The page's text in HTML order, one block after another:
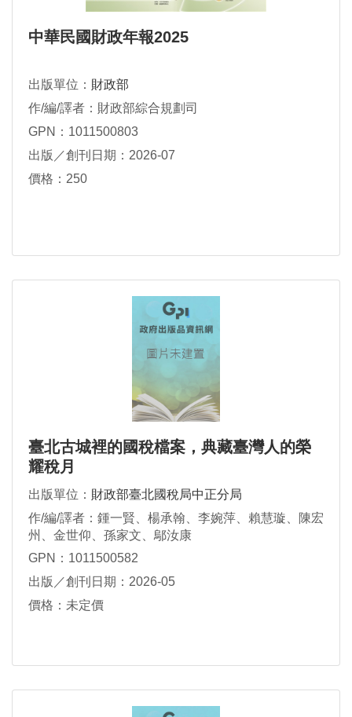
中華民國財政年報2025
出版單位： 財政部
作/編/譯者：財政部綜合規劃司
GPN：1011500803
出版／創刊日期：2026-07
價格：250
臺北古城裡的國稅檔案，典藏臺灣人的榮
耀稅月
出版單位： 財政部臺北國稅局中正分局
作/編/譯者：鍾一賢、楊承翰、李婉萍、賴慧璇、陳宏
州、金世仰、孫家文、鄔汝康
GPN：1011500582
出版／創刊日期：2026-05
價格：未定價